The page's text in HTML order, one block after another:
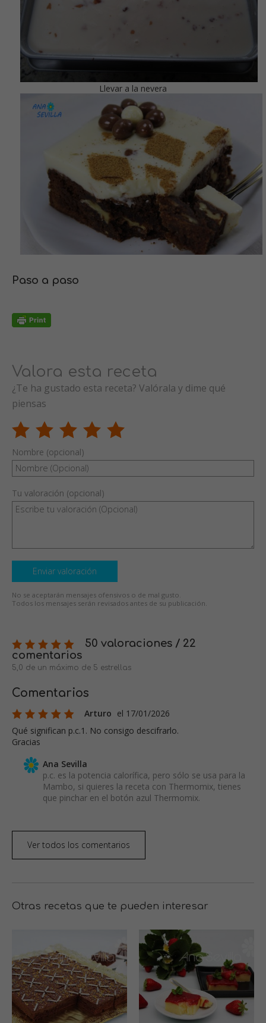
Llevar a la nevera
Paso a paso
Valora esta receta
¿Te ha gustado esta receta? Valórala y dime qué
piensas
Nombre (opcional)
Tu valoración (opcional)
Enviar valoración
No se aceptarán mensajes ofensivos o de mal gusto.
Todos los mensajes serán revisados antes de su publicación.
50 valoraciones / 22
comentarios
5,0 de un máximo de 5 estrellas
Comentarios
Arturo el 17/01/2026
Qué significan p.c.1. No consigo descifrarlo.
Gracias
Ana Sevilla
p.c. es la potencia calorífica, pero sólo se usa para la
Mambo, si quieres la receta con Thermomix, tienes
que pinchar en el botón azul Thermomix.
Ver todos los comentarios
Otras recetas que te pueden interesar